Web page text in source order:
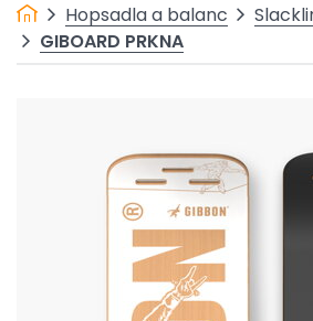
Hopsadla a balanc
GIBOARD PRKNA